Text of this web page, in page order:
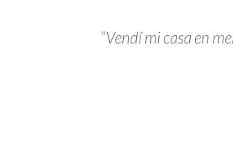
“Vendí mi casa en